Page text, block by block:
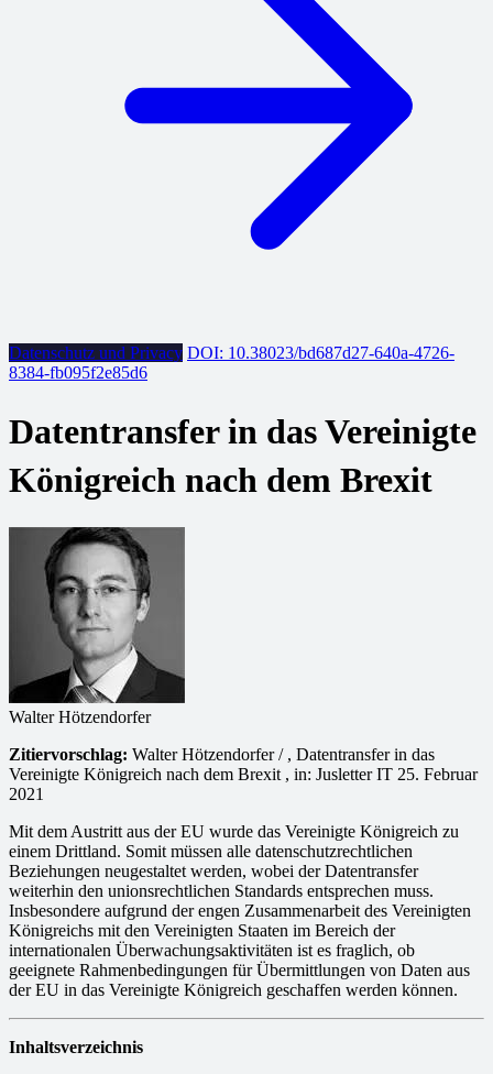
Datenschutz und Privacy DOI: 10.38023/bd687d27-640a-4726-
8384-fb095f2e85d6
Datentransfer in das Vereinigte
Königreich nach dem Brexit
Walter Hötzendorfer
Zitiervorschlag: Walter Hötzendorfer / , Datentransfer in das
Vereinigte Königreich nach dem Brexit , in: Jusletter IT 25. Februar
2021
Mit dem Austritt aus der EU wurde das Vereinigte Königreich zu
einem Drittland. Somit müssen alle datenschutzrechtlichen
Beziehungen neugestaltet werden, wobei der Datentransfer
weiterhin den unionsrechtlichen Standards entsprechen muss.
Insbesondere aufgrund der engen Zusammenarbeit des Vereinigten
Königreichs mit den Vereinigten Staaten im Bereich der
internationalen Überwachungsaktivitäten ist es fraglich, ob
geeignete Rahmenbedingungen für Übermittlungen von Daten aus
der EU in das Vereinigte Königreich geschaffen werden können.
Inhaltsverzeichnis